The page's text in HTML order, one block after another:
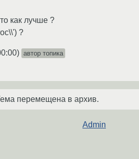
как лучше ?
?
) автор топика
перемещена в архив.
Admin